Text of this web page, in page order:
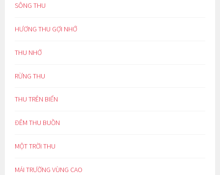
SÔNG THU
HƯƠNG THU GỢI NHỚ
THU NHỚ
RỪNG THU
THU TRÊN BIỂN
ĐÊM THU BUỒN
MỘT TRỜI THU
MÁI TRƯỜNG VÙNG CAO